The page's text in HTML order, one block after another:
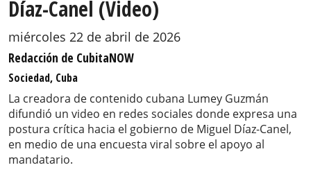
Díaz-Canel (Video)
miércoles 22 de abril de 2026
Redacción de CubitaNOW
Sociedad, Cuba
La creadora de contenido cubana Lumey Guzmán
difundió un video en redes sociales donde expresa una
postura crítica hacia el gobierno de Miguel Díaz-Canel,
en medio de una encuesta viral sobre el apoyo al
mandatario.